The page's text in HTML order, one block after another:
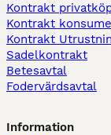
Kontrakt
Kontrakt
Kontrakt
Sadelkontrakt
Betesavtal
Fodervärdsavtal
Information